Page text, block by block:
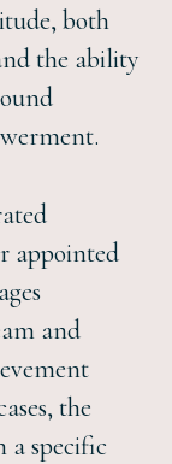
both
the ability
appointed
and
the
a specific